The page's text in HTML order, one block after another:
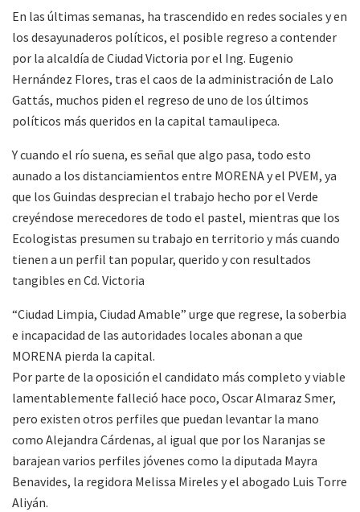
En las últimas semanas, ha trascendido en redes sociales y en
los desayunaderos políticos, el posible regreso a contender
por la alcaldía de Ciudad Victoria por el Ing. Eugenio
Hernández Flores, tras el caos de la administración de Lalo
Gattás, muchos piden el regreso de uno de los últimos
políticos más queridos en la capital tamaulipeca.
Y cuando el río suena, es señal que algo pasa, todo esto
aunado a los distanciamientos entre MORENA y el PVEM, ya
que los Guindas desprecian el trabajo hecho por el Verde
creyéndose merecedores de todo el pastel, mientras que los
Ecologistas presumen su trabajo en territorio y más cuando
tienen a un perfil tan popular, querido y con resultados
tangibles en Cd. Victoria
“Ciudad Limpia, Ciudad Amable” urge que regrese, la soberbia
e incapacidad de las autoridades locales abonan a que
MORENA pierda la capital.
Por parte de la oposición el candidato más completo y viable
lamentablemente falleció hace poco, Oscar Almaraz Smer,
pero existen otros perfiles que puedan levantar la mano
como Alejandra Cárdenas, al igual que por los Naranjas se
barajean varios perfiles jóvenes como la diputada Mayra
Benavides, la regidora Melissa Mireles y el abogado Luis Torre
Aliyán.